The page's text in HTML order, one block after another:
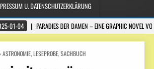
U. DATENSCHUTZERKLÄRUNG
01-04 PARADIES DER DAMEN – EINE GRAPHIC NOVEL
POSTED
ASTRONOMIE,LESEPROBE,SACHBUCH